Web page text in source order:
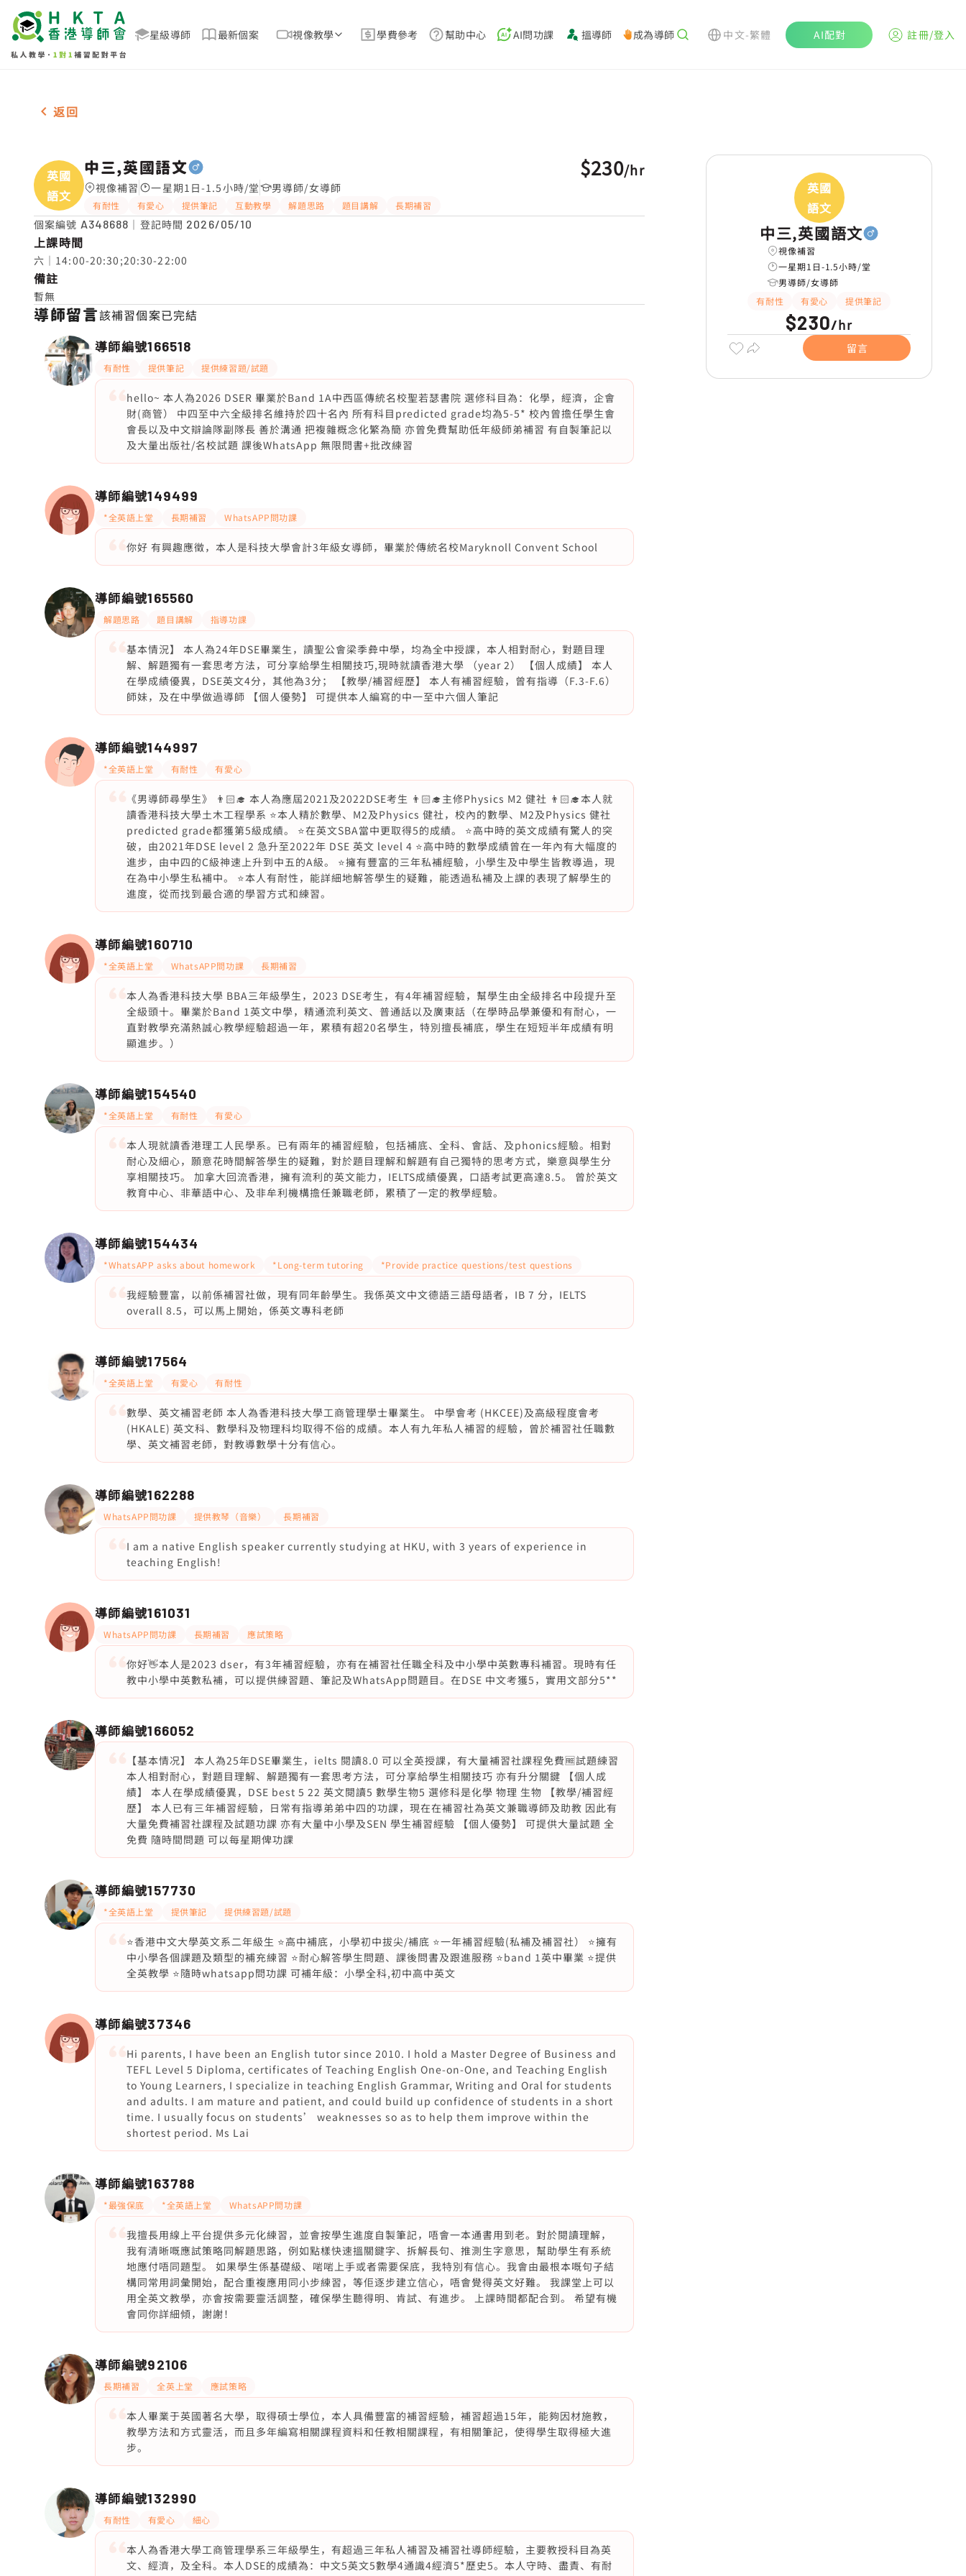
星級導師 最新個案 視像教學 學費參考 幫助中心 AI問功課 搵導師 成為導師 中文-繁體 AI配對 註冊/登入
男-1名 中三,英國語文，牛池灣 補習推介
返回
英國
語文
中三,英國語文
視像補習 一星期1日-1.5小時/堂 男導師/女導師
有耐性 有愛心 提供筆記 互動教學 解題思路 題目講解 長期補習
$230/hr
個案編號 A348688 ｜登記時間 2026/05/10
上課時間
六｜14:00-20:30;20:30-22:00
備註
暫無
導師留言該補習個案已完結
導師編號166518
有耐性 提供筆記 提供練習題/試題
hello~ 本人為2026 DSER 畢業於Band 1A中西區傳統名校聖若瑟書院 選修科目為：化學，經濟，企會
財(商管） 中四至中六全級排名維持於四十名內 所有科目predicted grade均為5-5* 校內曾擔任學生會
會長以及中文辯論隊副隊長 善於溝通 把複雜概念化繁為簡 亦曾免費幫助低年級師弟補習 有自製筆記以
及大量出版社/名校試題 課後WhatsApp 無限問書+批改練習
導師編號149499
*全英語上堂 長期補習 WhatsAPP問功課
你好 有興趣應徵，本人是科技大學會計3年級女導師，畢業於傳統名校Maryknoll Convent School
導師編號165560
解題思路 題目講解 指導功課
基本情況】 本人為24年DSE畢業生，讀聖公會梁季彜中學，均為全中授課，本人相對耐心，對題目理
解、解題獨有一套思考方法，可分享給學生相關技巧,現時就讀香港大學 （year 2） 【個人成績】 本人
在學成績優異，DSE英文4分，其他為3分； 【教學/補習經歷】 本人有補習經驗，曾有指導（F.3-F.6）
師妹，及在中學做過導師 【個人優勢】 可提供本人編寫的中一至中六個人筆記
導師編號144997
*全英語上堂 有耐性 有愛心
《男導師尋學生》 👨🏻‍🎓 本人為應屆2021及2022DSE考生 👨🏻‍🎓主修Physics M2 健社 👨🏻‍🎓本人就
讀香港科技大學土木工程學系 ⭐️本人精於數學、M2及Physics 健社，校內的數學、M2及Physics 健社
predicted grade都獲第5級成績。 ⭐️在英文SBA當中更取得5的成績。 ⭐️高中時的英文成績有驚人的突
破，由2021年DSE level 2 急升至2022年 DSE 英文 level 4 ⭐️高中時的數學成績曾在一年內有大幅度的
進步，由中四的C級神速上升到中五的A級。 ⭐️擁有豐富的三年私補經驗，小學生及中學生皆教導過，現
在為中小學生私補中。 ⭐️本人有耐性，能詳細地解答學生的疑難，能透過私補及上課的表現了解學生的
進度，從而找到最合適的學習方式和練習。
導師編號160710
*全英語上堂 WhatsAPP問功課 長期補習
本人為香港科技大學 BBA三年級學生，2023 DSE考生，有4年補習經驗，幫學生由全級排名中段提升至
全級頭十。畢業於Band 1英文中學，精通流利英文、普通話以及廣東話（在學時品學兼優和有耐心，一
直對教學充滿熱誠心教學經驗超過一年，累積有超20名學生，特別擅長補底，學生在短短半年成績有明
顯進步。）
導師編號154540
*全英語上堂 有耐性 有愛心
本人現就讀香港理工人民學系。已有兩年的補習經驗，包括補底、全科、會話、及phonics經驗。相對
耐心及細心，願意花時間解答學生的疑難，對於題目理解和解題有自己獨特的思考方式，樂意與學生分
享相關技巧。 加拿大回流香港，擁有流利的英文能力，IELTS成績優異，口語考試更高達8.5。 曾於英文
教育中心、非華語中心、及非牟利機構擔任兼職老師，累積了一定的教學經驗。
導師編號154434
*WhatsAPP asks about homework *Long-term tutoring *Provide practice questions/test questions
我經驗豐富，以前係補習社做，現有同年齡學生。我係英文中文德語三語母語者，IB 7 分，IELTS
overall 8.5，可以馬上開始，係英文專科老師
導師編號17564
*全英語上堂 有愛心 有耐性
數學、英文補習老師 本人為香港科技大學工商管理學士畢業生。 中學會考 (HKCEE)及高級程度會考
(HKALE) 英文科、數學科及物理科均取得不俗的成績。本人有九年私人補習的經驗，曾於補習社任職數
學、英文補習老師，對教導數學十分有信心。
導師編號162288
WhatsAPP問功課 提供教琴（音樂） 長期補習
I am a native English speaker currently studying at HKU, with 3 years of experience in
teaching English!
導師編號161031
WhatsAPP問功課 長期補習 應試策略
你好👋本人是2023 dser，有3年補習經驗，亦有在補習社任職全科及中小學中英數專科補習。現時有任
教中小學中英數私補，可以提供練習題、筆記及WhatsApp問題目。在DSE 中文考獲5，實用文部分5**
導師編號166052
【基本情况】 本人為25年DSE畢業生，ielts 閱讀8.0 可以全英授課，有大量補習社課程免費🆓試題練習
本人相對耐心，對題目理解、解題獨有一套思考方法，可分享給學生相關技巧 亦有升分關鍵 【個人成
績】 本人在學成績優異，DSE best 5 22 英文閱讀5 數學生物5 選修科是化學 物理 生物 【教學/補習經
歷】 本人已有三年補習經驗，日常有指導弟弟中四的功課，現在在補習社為英文兼職導師及助教 因此有
大量免費補習社課程及試題功課 亦有大量中小學及SEN 學生補習經驗 【個人優勢】 可提供大量試題 全
免費 隨時間問題 可以每星期俾功課
導師編號157730
*全英語上堂 提供筆記 提供練習題/試題
⭐️香港中文大學英文系二年級生 ⭐️高中補底，小學初中拔尖/補底 ⭐️一年補習經驗(私補及補習社） ⭐️擁有
中小學各個課題及類型的補充練習 ⭐️耐心解答學生問題、課後問書及跟進服務 ⭐️band 1英中畢業 ⭐️提供
全英教學 ⭐️隨時whatsapp問功課 可補年級：小學全科,初中高中英文
導師編號37346
Hi parents, I have been an English tutor since 2010. I hold a Master Degree of Business and
TEFL Level 5 Diploma, certificates of Teaching English One-on-One, and Teaching English
to Young Learners, I specialize in teaching English Grammar, Writing and Oral for students
and adults. I am mature and patient, and could build up confidence of students in a short
time. I usually focus on students’ weaknesses so as to help them improve within the
shortest period. Ms Lai
導師編號163788
*最強保底 *全英語上堂 WhatsAPP問功課
我擅長用線上平台提供多元化練習，並會按學生進度自製筆記，唔會一本通書用到老。對於閱讀理解，
我有清晰嘅應試策略同解題思路，例如點樣快速搵關鍵字、拆解長句、推測生字意思，幫助學生有系統
地應付唔同題型。 如果學生係基礎級、啱啱上手或者需要保底，我特別有信心。我會由最根本嘅句子結
構同常用詞彙開始，配合重複應用同小步練習，等佢逐步建立信心，唔會覺得英文好難。 我課堂上可以
用全英文教學，亦會按需要靈活調整，確保學生聽得明、肯試、有進步。 上課時間都配合到。 希望有機
會同你詳細傾，謝謝！
導師編號92106
長期補習 全英上堂 應試策略
本人畢業于英國著名大學，取得碩士學位，本人具備豐富的補習經驗，補習超過15年，能夠因材施教，
教學方法和方式靈活，而且多年編寫相關課程資料和任教相關課程，有相關筆記，使得學生取得極大進
步。
導師編號132990
有耐性 有愛心 細心
本人為香港大學工商管理學系三年級學生，有超過三年私人補習及補習社導師經驗，主要教授科目為英
文、經濟，及全科。本人DSE的成績為：中文5英文5數學4通識4經濟5*歷史5。本人守時、盡責、有耐
英國
語文
中三,英國語文
視像補習
一星期1日-1.5小時/堂
男導師/女導師
有耐性
有愛心 提供筆記
$230/hr
留言